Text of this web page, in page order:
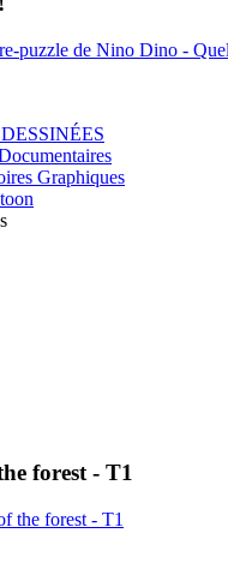
puzzle de Nino Dino -
Graphiques
forest - T1
the forest - T1